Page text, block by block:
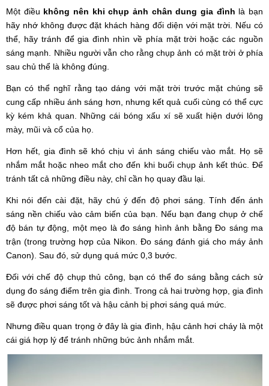
Một điều không nên khi chụp ảnh chân dung gia đình là bạn
hãy nhớ không được đặt khách hàng đối diện với mặt trời. Nếu có
thể, hãy tránh để gia đình nhìn về phía mặt trời hoặc các nguồn
sáng mạnh. Nhiều người vẫn cho rằng chụp ảnh có mặt trời ở phía
sau chủ thể là không đúng.
Bạn có thể nghĩ rằng tạo dáng với mặt trời trước mặt chúng sẽ
cung cấp nhiều ánh sáng hơn, nhưng kết quả cuối cùng có thể cực
kỳ kém khả quan. Những cái bóng xấu xí sẽ xuất hiện dưới lông
mày, mũi và cổ của họ.
Hơn hết, gia đình sẽ khó chịu vì ánh sáng chiếu vào mắt. Họ sẽ
nhắm mắt hoặc nheo mắt cho đến khi buổi chụp ảnh kết thúc. Để
tránh tất cả những điều này, chỉ cần họ quay đầu lại.
Khi nói đến cài đặt, hãy chú ý đến độ phơi sáng. Tính đến ánh
sáng nền chiếu vào cảm biến của bạn. Nếu bạn đang chụp ở chế
độ bán tự động, một mẹo là đo sáng hình ảnh bằng Đo sáng ma
trận (trong trường hợp của Nikon. Đo sáng đánh giá cho máy ảnh
Canon). Sau đó, sử dụng quá mức 0,3 bước.
Đối với chế độ chụp thủ công, bạn có thể đo sáng bằng cách sử
dụng đo sáng điểm trên gia đình. Trong cả hai trường hợp, gia đình
sẽ được phơi sáng tốt và hậu cảnh bị phơi sáng quá mức.
Nhưng điều quan trọng ở đây là gia đình, hậu cảnh hơi cháy là một
cái giá hợp lý để tránh những bức ảnh nhắm mắt.